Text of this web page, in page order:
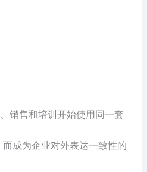
销售和培训开始使用同一套
成为企业对外表达一致性的